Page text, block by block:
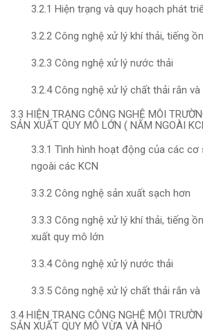
3.2.1 Hiện trạng và quy hoạch phát
3.2.2 Công nghệ xử lý khí thải, tiếng ồn
3.2.3 Công nghệ xử lý nước thải
3.2.4 Công nghệ xử lý chất thải rắn
3.3 HIỆN TRẠNG CÔNG NGHỆ MÔI
SẢN XUẤT QUY MÔ LỚN ( NẰM NGOÀI
3.3.1 Tình hình hoạt động của các
ngoài các KCN
3.3.2 Công nghệ sản xuất sạch hơn
3.3.3 Công nghệ xử lý khí thải, tiếng
xuất quy mô lớn
3.3.4 Công nghệ xử lý nước thải
3.3.5 Công nghệ xử lý chất thải rắn
3.4 HIỆN TRẠNG CÔNG NGHỆ MÔI
SẢN XUẤT QUY MÔ VỪA VÀ NHỎ